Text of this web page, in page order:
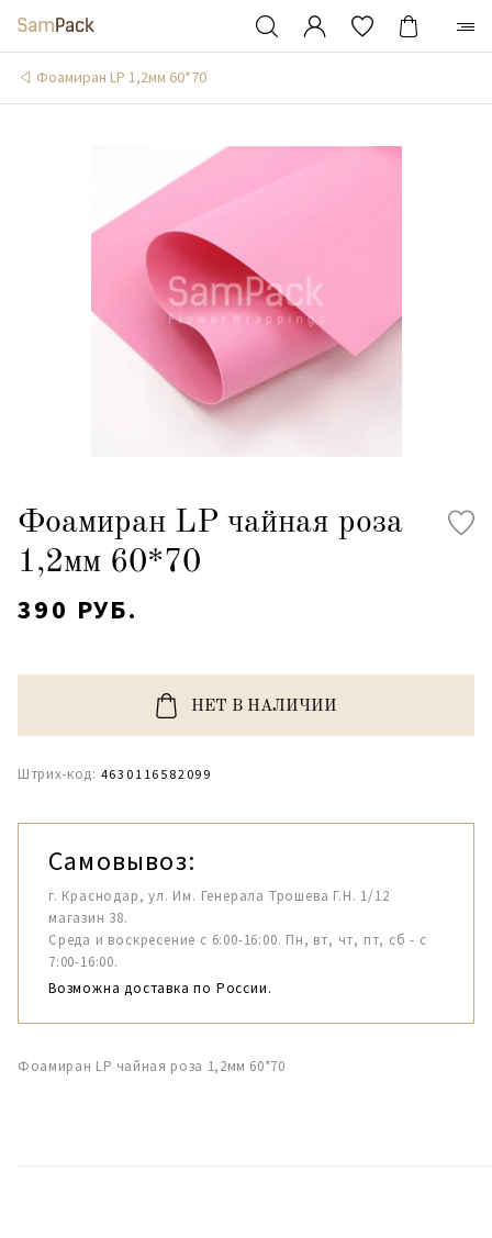
Фоамиран LP 1,2мм 60*70
Фоамиран LP чайная роза
1,2мм 60*70
390 РУБ.
НЕТ В НАЛИЧИИ
Штрих-код: 4630116582099
Самовывоз:
г. Краснодар, ул. Им. Генерала Трошева Г.Н. 1/12
магазин 38.
Среда и воскресение с 6:00-16:00. Пн, вт, чт, пт, сб - с
7:00-16:00.
Возможна доставка по России.
Фоамиран LP чайная роза 1,2мм 60*70